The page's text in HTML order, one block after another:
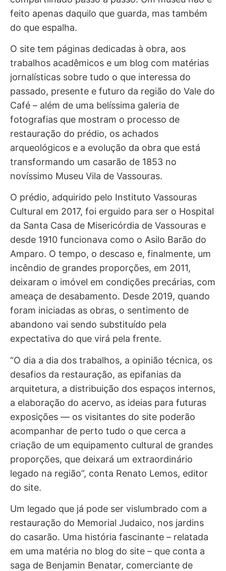
feito apenas daquilo que guarda, mas também
do que espalha.
O site tem páginas dedicadas à obra, aos
trabalhos acadêmicos e um blog com matérias
jornalísticas sobre tudo o que interessa do
passado, presente e futuro da região do Vale do
Café – além de uma belíssima galeria de
fotografias que mostram o processo de
restauração do prédio, os achados
arqueológicos e a evolução da obra que está
transformando um casarão de 1853 no
novíssimo Museu Vila de Vassouras.
O prédio, adquirido pelo Instituto Vassouras
Cultural em 2017, foi erguido para ser o Hospital
da Santa Casa de Misericórdia de Vassouras e
desde 1910 funcionava como o Asilo Barão do
Amparo. O tempo, o descaso e, finalmente, um
incêndio de grandes proporções, em 2011,
deixaram o imóvel em condições precárias, com
ameaça de desabamento. Desde 2019, quando
foram iniciadas as obras, o sentimento de
abandono vai sendo substituído pela
expectativa do que virá pela frente.
“O dia a dia dos trabalhos, a opinião técnica, os
desafios da restauração, as epifanias da
arquitetura, a distribuição dos espaços internos,
a elaboração do acervo, as ideias para futuras
exposições — os visitantes do site poderão
acompanhar de perto tudo o que cerca a
criação de um equipamento cultural de grandes
proporções, que deixará um extraordinário
legado na região”, conta Renato Lemos, editor
do site.
Um legado que já pode ser vislumbrado com a
restauração do Memorial Judaico, nos jardins
do casarão. Uma história fascinante – relatada
em uma matéria no blog do site – que conta a
saga de Benjamin Benatar, comerciante de